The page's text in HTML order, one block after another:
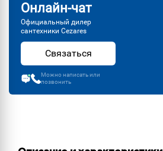
Онлайн-чат
Официальный дилер
сантехники Cezares
Связаться
Можно написать или
позвонить